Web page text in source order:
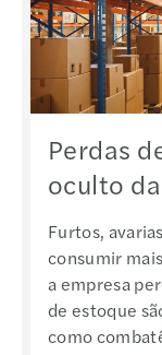
Perdas
oculto
Furtos,
consumir
a empresa
de estoque
como